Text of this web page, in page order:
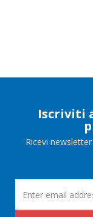
Iscriviti
Ricevi